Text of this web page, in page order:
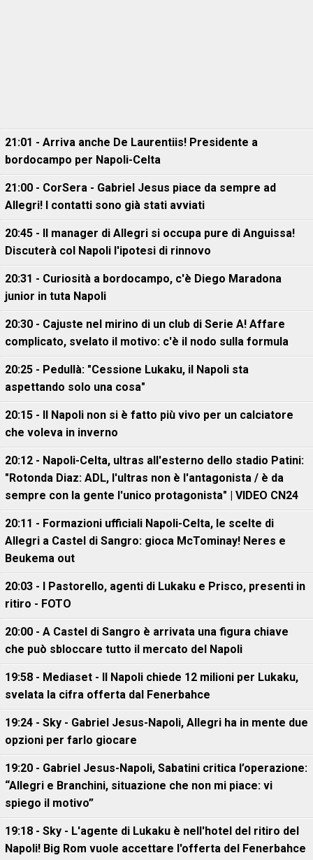
21:01 - Arriva anche De Laurentiis! Presidente a
bordocampo per Napoli-Celta
21:00 - CorSera - Gabriel Jesus piace da sempre ad
Allegri! I contatti sono già stati avviati
20:45 - Il manager di Allegri si occupa pure di Anguissa!
Discuterà col Napoli l'ipotesi di rinnovo
20:31 - Curiosità a bordocampo, c'è Diego Maradona
junior in tuta Napoli
20:30 - Cajuste nel mirino di un club di Serie A! Affare
complicato, svelato il motivo: c'è il nodo sulla formula
20:25 - Pedullà: "Cessione Lukaku, il Napoli sta
aspettando solo una cosa"
20:15 - Il Napoli non si è fatto più vivo per un calciatore
che voleva in inverno
20:12 - Napoli-Celta, ultras all'esterno dello stadio Patini:
"Rotonda Diaz: ADL, l'ultras non è l'antagonista / è da
sempre con la gente l'unico protagonista" | VIDEO CN24
20:11 - Formazioni ufficiali Napoli-Celta, le scelte di
Allegri a Castel di Sangro: gioca McTominay! Neres e
Beukema out
20:03 - I Pastorello, agenti di Lukaku e Prisco, presenti in
ritiro - FOTO
20:00 - A Castel di Sangro è arrivata una figura chiave
che può sbloccare tutto il mercato del Napoli
19:58 - Mediaset - Il Napoli chiede 12 milioni per Lukaku,
svelata la cifra offerta dal Fenerbahce
19:24 - Sky - Gabriel Jesus-Napoli, Allegri ha in mente due
opzioni per farlo giocare
19:20 - Gabriel Jesus-Napoli, Sabatini critica l’operazione:
“Allegri e Branchini, situazione che non mi piace: vi
spiego il motivo”
19:18 - Sky - L'agente di Lukaku è nell'hotel del ritiro del
Napoli! Big Rom vuole accettare l'offerta del Fenerbahce